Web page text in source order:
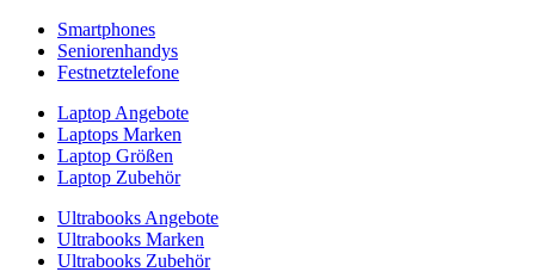
Smartphones
Seniorenhandys
Festnetztelefone
Laptop Angebote
Laptops Marken
Laptop Größen
Laptop Zubehör
Ultrabooks Angebote
Ultrabooks Marken
Ultrabooks Zubehör